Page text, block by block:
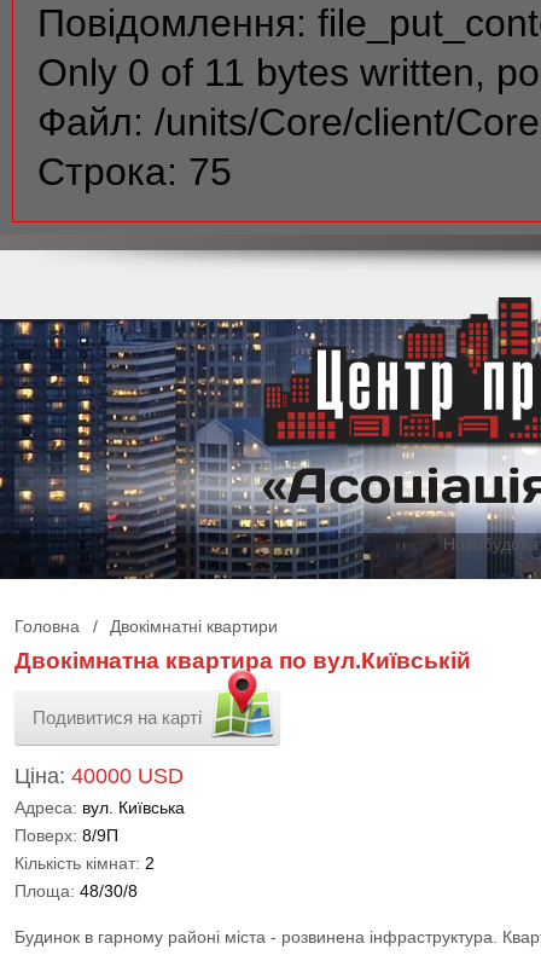
Повідомлення:
Only 0 of 11 bytes written,
Файл: /units/Core/client/
Строка: 75
Головна / Двокімнатні квартири
Двокімнатна квартира по вул.Київській
Подивитися на карті
Ціна: 40000 USD
Адреса: вул. Київська
Поверх: 8/9П
Кількість кімнат: 2
Площа: 48/30/8
Будинок в гарному районі міста - розвинена інфраструктура.